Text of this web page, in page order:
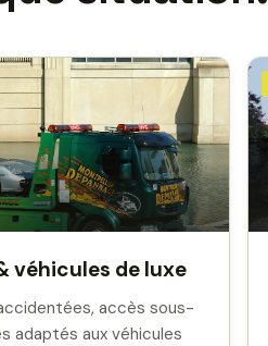
véhicules de luxe
accès sous-
adaptés aux véhicules